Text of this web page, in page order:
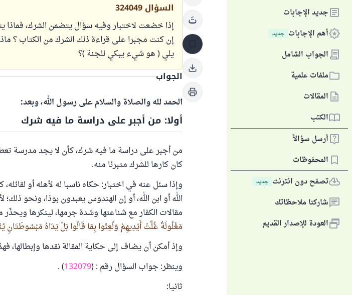
جديد الإجابات
أهم الإجابات جديد
الجواب الشامل
ملفات علمية
المقالات
الكتب
أرسل سؤالاً
المحفوظات
تصفح دون انترنت جديد
شاركنا ملاحظاتك
العودة للإصدار القديم
السؤال 324049
إذا خضعت لاختبار وفيه سؤال يتضمن الشرك،
إن كنت مجبرا على قراءة ذلك الشرك من الكتاب ؟
يلي ( هو شيء يبكي للجنة )؟
الجواب
الحمد لله والصلاة والسلام على رسول الله، وبعد:
أولا: من أجبر على دراسة ما فيه شرك
من أجبر على دراسة ما فيه شرك، كأن لا يجد مدرسة
كان كارها للشرك متبرئا منه.
وإذا سئل عنه في اختبار: حكاه ناسبا له لأهله أو
الله أو ابن الله، أو إن الهندوس يعبدون بوذا، ونحو
مقالات الكفار مع شناعتها وشدة جرمها، لينكرها ويحذّر
مَغْلُولَةٌ غُلَّتْ أَيْدِيهِمْ وَلُعِنُوا بِمَا قَالُوا بَلْ يَدَاهُ
وإذ أمكن أن يضاف إلى حكاية المقالة نقدها وإبطالها،
وينظر: جواب السؤال رقم : (132079
) .
ثانيا: